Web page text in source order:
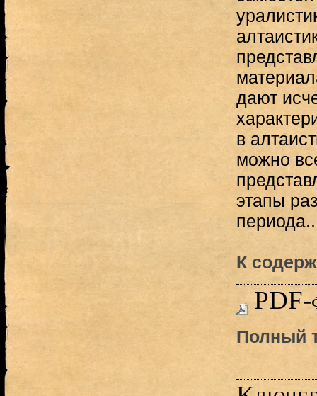
дают
в
можно
этапы
К
PDF-
Полный